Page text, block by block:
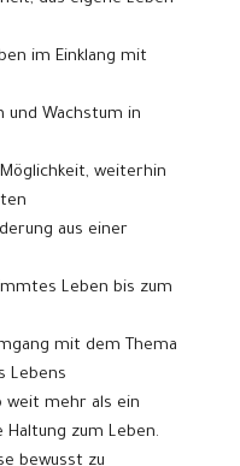
im Einklang mit
und Wachstum in
weiterhin
aus einer
Leben bis zum
mit dem Thema
Lebens
weit mehr als ein
Haltung zum Leben.
bewusst zu